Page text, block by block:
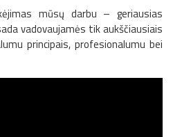
mūsų darbu – geriausias
vadovaujamės tik aukščiausiais
principais, profesionalumu bei